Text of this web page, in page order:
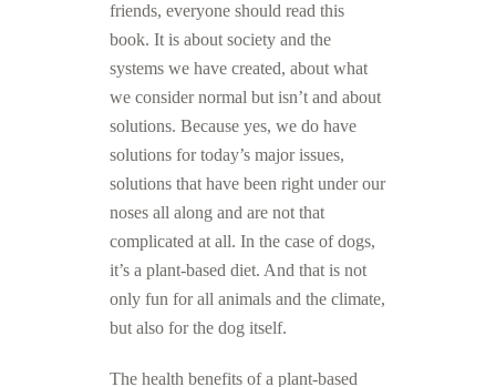
friends, everyone should read this
book. It is about society and the
systems we have created, about what
we consider normal but isn’t and about
solutions. Because yes, we do have
solutions for today’s major issues,
solutions that have been right under our
noses all along and are not that
complicated at all. In the case of dogs,
it’s a plant-based diet. And that is not
only fun for all animals and the climate,
but also for the dog itself.
The health benefits of a plant-based